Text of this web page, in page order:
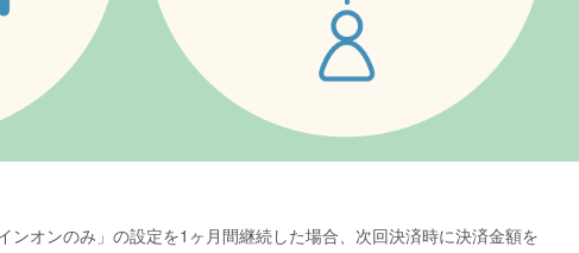
ンオンのみ」の設定を1ヶ月間継続した場合、次回決済時に決済金額を